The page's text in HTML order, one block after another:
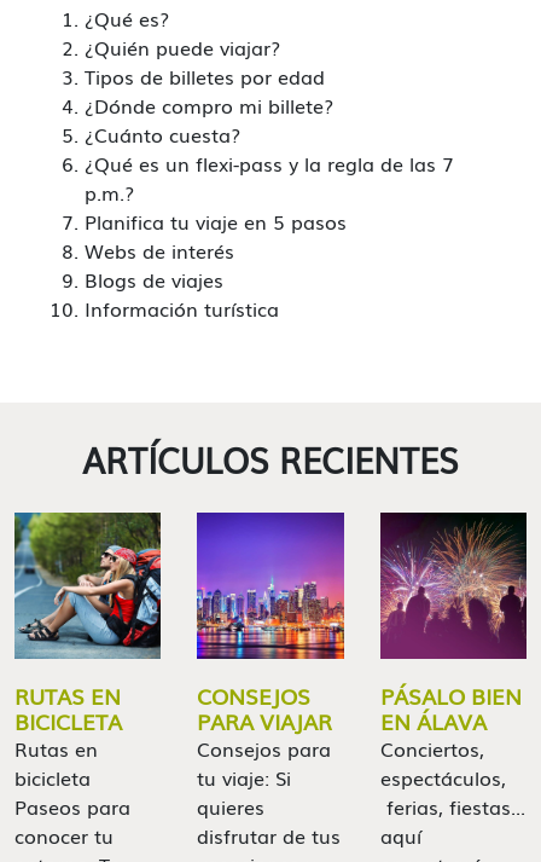
¿Qué es?
¿Quién puede viajar?
Tipos de billetes por edad
¿Dónde compro mi billete?
¿Cuánto cuesta?
¿Qué es un flexi-pass y la regla de las 7
p.m.?
Planifica tu viaje en 5 pasos
Webs de interés
Blogs de viajes
Información turística
ARTÍCULOS RECIENTES
RUTAS EN
BICICLETA
Rutas en
bicicleta
Paseos para
conocer tu
CONSEJOS
PARA VIAJAR
Consejos para
tu viaje: Si
quieres
disfrutar de tus
PÁSALO BIEN
EN ÁLAVA
Conciertos,
espectáculos,
ferias, fiestas...
aquí